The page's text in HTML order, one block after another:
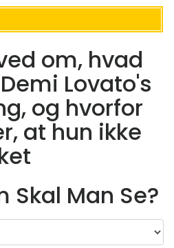
om, hvad
Lovato's
og hvorfor
at hun ikke
Skal Man Se?